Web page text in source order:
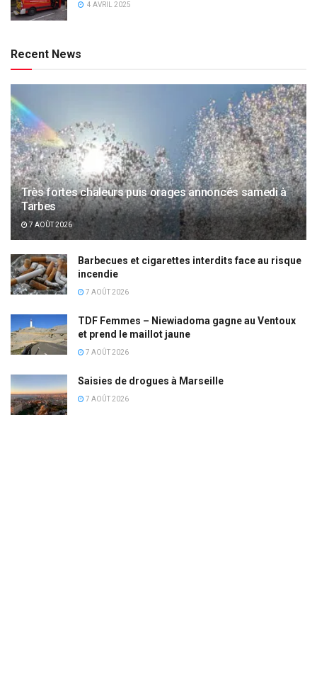
4 AVRIL 2025
Recent News
Très fortes chaleurs puis orages annoncés samedi à
Tarbes
7 AOÛT 2026
Barbecues et cigarettes interdits face au risque
incendie
7 AOÛT 2026
TDF Femmes – Niewiadoma gagne au Ventoux
et prend le maillot jaune
7 AOÛT 2026
Saisies de drogues à Marseille
7 AOÛT 2026